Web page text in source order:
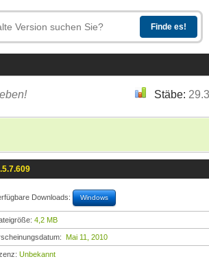
Stäbe:
Downloads: Windows
4,2 MB
Mai 11, 2010
Unbekannt